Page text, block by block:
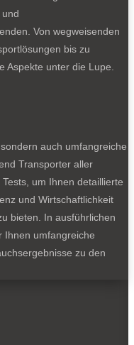
Monteure legen am
zuhause laden.
Von wegweisenden
bis zu
Aspekte unter die Lupe.
auch umfangreiche
Transporter aller
um Ihnen detaillierte
und Wirtschaftlichkeit
bieten. In ausführlichen
Ihnen umfangreiche
zu den